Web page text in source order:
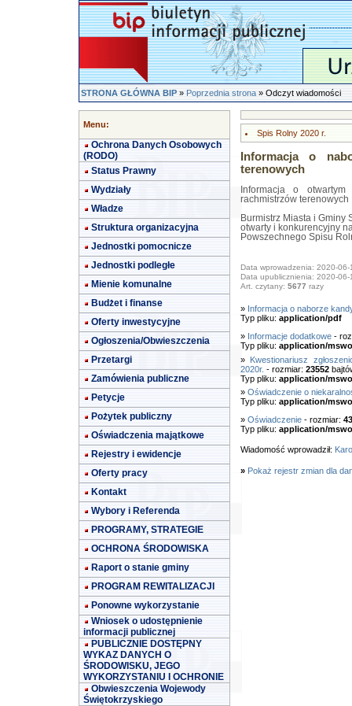
STRONA GŁÓWNA BIP»Poprzednia strona» Odczyt wiadomości
Menu:
Ochrona Danych Osobowych
(RODO)
Status Prawny
Wydziały
Władze
Struktura organizacyjna
Jednostki pomocnicze
Jednostki podległe
Mienie komunalne
Budżet i finanse
Oferty inwestycyjne
Ogłoszenia/Obwieszczenia
Przetargi
Zamówienia publiczne
Petycje
Pożytek publiczny
Oświadczenia majątkowe
Rejestry i ewidencje
Oferty pracy
Kontakt
Wybory i Referenda
PROGRAMY, STRATEGIE
OCHRONA ŚRODOWISKA
Raport o stanie gminy
PROGRAM REWITALIZACJI
Ponowne wykorzystanie
Wniosek o udostępnienie
informacji publicznej
PUBLICZNIE DOSTĘPNY
WYKAZ DANYCH O
ŚRODOWISKU, JEGO
WYKORZYSTANIU I OCHRONIE
Obwieszczenia Wojewody
Świętokrzyskiego
Spis Rolny 2020 r.
Informacja o
terenowych
Informacja o
rachmistrzów terenowych
Burmistrz Miasta i Gminy
otwarty i konkurencyjny
Powszechnego Spisu
Data wprowadzenia: 2020-06-
Data upublicznienia: 2020-06-
Art. czytany: 5677 razy
» Informacja o naborze
Typ pliku: application/pdf
» Informacje dodatkowe-
Typ pliku: application/
» Kwestionariusz
2020r. - rozmiar: 23552
Typ pliku: application/
» Oświadczenie o
Typ pliku: application/
» Oświadczenie - rozmiar:
Typ pliku: application/
Wiadomość wprowadził:
» Pokaż rejestr zmian dla